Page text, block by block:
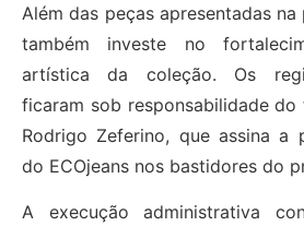
Além das peças apresentadas
também investe no
artística da coleção. Os
ficaram sob responsabilidade
Rodrigo Zeferino, que assina a
do ECOjeans nos bastidores do
A execução administrativa